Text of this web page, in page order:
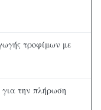
τροφίμων με
την πλήρωση